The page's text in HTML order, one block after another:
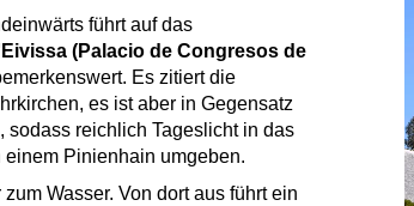
führt auf das
(Palacio de Congresos de
Es zitiert die
es ist aber in Gegensatz
reichlich Tageslicht in das
Pinienhain umgeben.
Wasser. Von dort aus führt ein